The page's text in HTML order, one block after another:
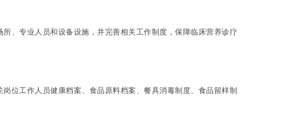
、专业人员和设备设施，并完善相关工作制度，保障临床营养诊疗
位工作人员健康档案、食品原料档案、餐具消毒制度、食品留样制